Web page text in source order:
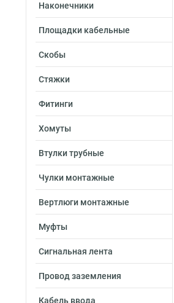
Наконечники
Площадки кабельные
Скобы
Стяжки
Фитинги
Хомуты
Втулки трубные
Чулки монтажные
Вертлюги монтажные
Муфты
Сигнальная лента
Провод заземления
Кабель ввода